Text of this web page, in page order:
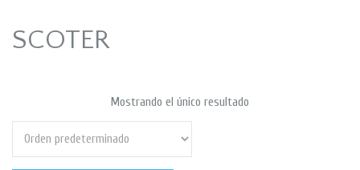
SCOTER
Mostrando el único resultado